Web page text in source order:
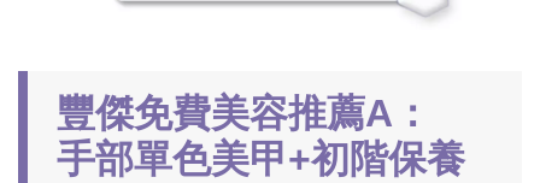
豐傑免費美容推薦A：
手部單色美甲+初階保養